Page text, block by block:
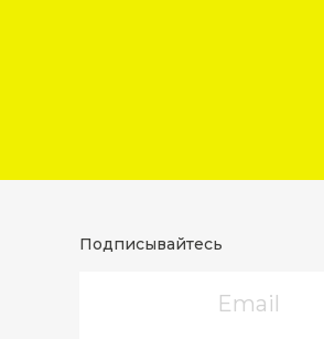
Подписывайтесь